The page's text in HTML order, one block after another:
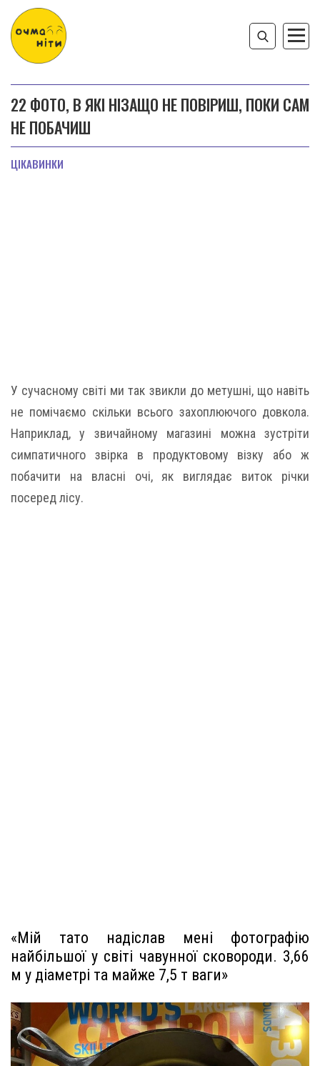
22 ФОТО, В ЯКІ НІЗАЩО НЕ ПОВІРИШ, ПОКИ САМ
НЕ ПОБАЧИШ
ЦІКАВИНКИ
У сучасному світі ми так звикли до метушні, що навіть
не помічаємо скільки всього захоплюючого довкола.
Наприклад, у звичайному магазині можна зустріти
симпатичного звірка в продуктовому візку або ж
побачити на власні очі, як виглядає виток річки
посеред лісу.
«Мій тато надіслав мені фотографію
найбільшої у світі чавунної сковороди. 3,66
м у діаметрі та майже 7,5 т ваги»